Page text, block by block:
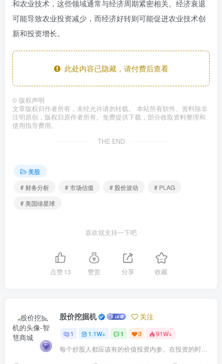
和农业技术，这些领域通常与经济周期紧密相关。经济衰退
可能导致农业投资减少，而经济好转则可能促进农业技术创
新和投资增长。
此处内容已隐藏，请付费后查看
© 版权声明
文章版权归作者所有，未经允许请勿转载。 本站所有软件、资料除非
注明原创，版权归原作者所有。免费提供下载，部分收取资料整理和
使用指导费用。
THE END
美股
# 财务分析
# 市场估值 # 股价波动
# PLAG
# 美国绿星球
喜欢就支持一下吧
点赞13 赞赏 分享 收藏
股价挖掘机 关注
1 1.1W+ 1 3 91W+
每个炒股人都应该有的价值投资内参。在投资的时候，我们把自己看成是企业分析师——而不是市场分析师，也不是宏观经济分析师，更不是证券分析师。